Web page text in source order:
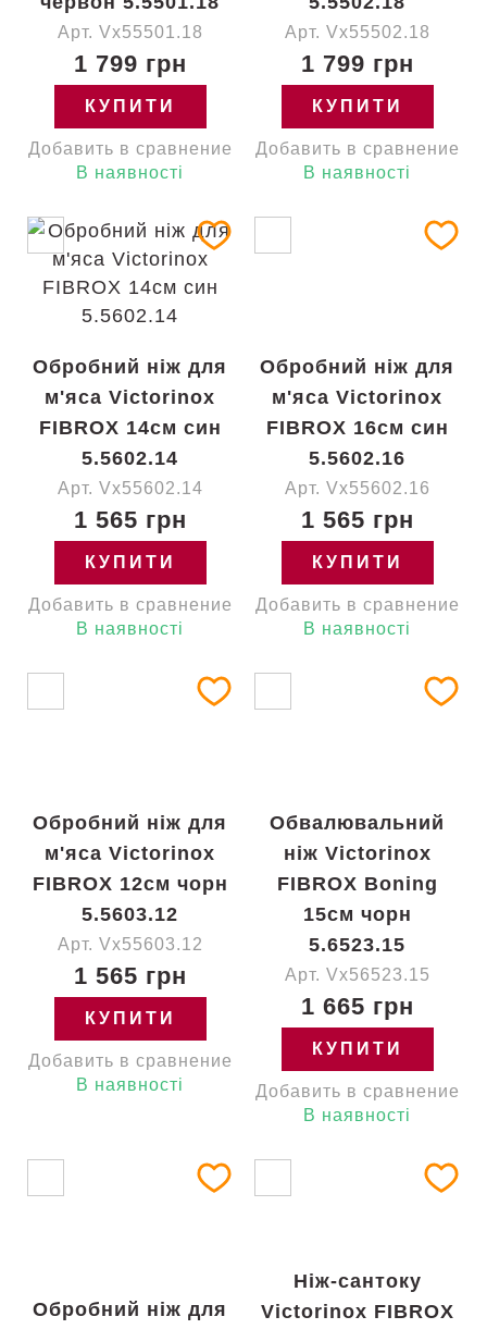
Арт. Vx55501.18
1 799 грн
КУПИТИ
Добавить в сравнение
В наявності
Арт. Vx55502.18
1 799 грн
КУПИТИ
Добавить в сравнение
В наявності
Обробний ніж для
м'яса Victorinox
FIBROX 14см син
5.5602.14
Арт. Vx55602.14
1 565 грн
КУПИТИ
Добавить в сравнение
В наявності
Обробний ніж для
м'яса Victorinox
FIBROX 16см син
5.5602.16
Арт. Vx55602.16
1 565 грн
КУПИТИ
Добавить в сравнение
В наявності
Обробний ніж для
м'яса Victorinox
FIBROX 12см чорн
5.5603.12
Арт. Vx55603.12
1 565 грн
КУПИТИ
Добавить в сравнение
В наявності
Обвалювальний
ніж Victorinox
FIBROX Boning
15см чорн
5.6523.15
Арт. Vx56523.15
1 665 грн
КУПИТИ
Добавить в сравнение
В наявності
Обробний ніж для
Ніж-сантоку
Victorinox FIBROX